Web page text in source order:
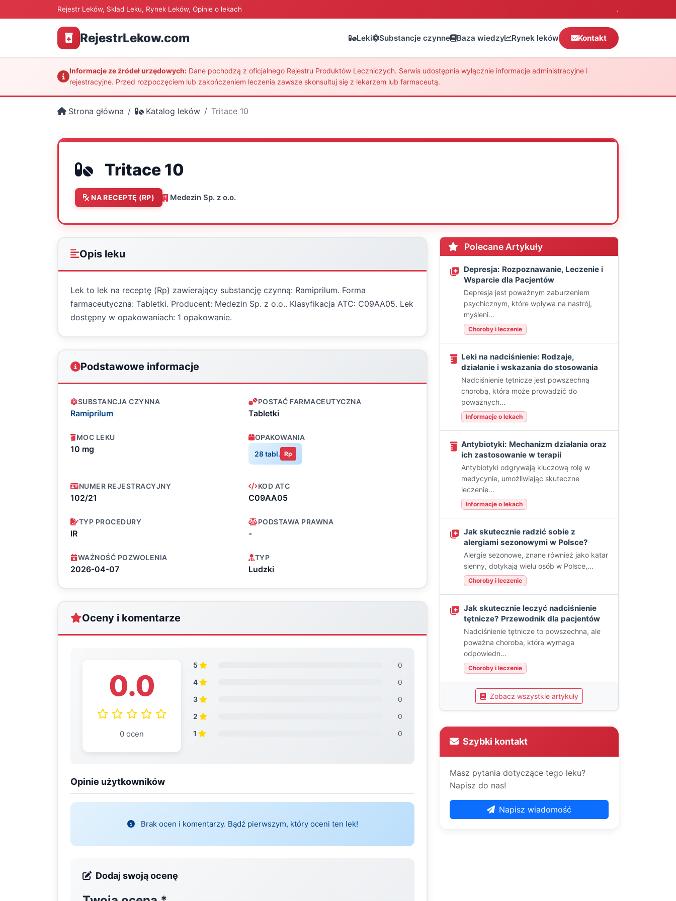
Rejestr Leków, Skład Leku, Rynek Leków, Opinie o lekach .
RejestrLekow.com Leki Substancje czynne Baza wiedzy Rynek leków Kontakt
Informacje ze źródeł urzędowych: Dane pochodzą z oficjalnego Rejestru Produktów Leczniczych. Serwis udostępnia wyłącznie informacje administracyjne i
rejestracyjne. Przed rozpoczęciem lub zakończeniem leczenia zawsze skonsultuj się z lekarzem lub farmaceutą.
Strona główna Katalog leków Tritace 10
Tritace 10
NA RECEPTĘ (RP) Medezin Sp. z o.o.
Opis leku
Lek to lek na receptę (Rp) zawierający substancję czynną: Ramiprilum. Forma
farmaceutyczna: Tabletki. Producent: Medezin Sp. z o.o.. Klasyfikacja ATC: C09AA05. Lek
dostępny w opakowaniach: 1 opakowanie.
Podstawowe informacje
SUBSTANCJA CZYNNA
Ramiprilum
POSTAĆ FARMACEUTYCZNA
Tabletki
MOC LEKU
10 mg
OPAKOWANIA
28 tabl. Rp
NUMER REJESTRACYJNY
102/21
KOD ATC
C09AA05
TYP PROCEDURY
IR
PODSTAWA PRAWNA
-
WAŻNOŚĆ POZWOLENIA
2026-04-07
TYP
Ludzki
Oceny i komentarze
0.0
0 ocen
5
0
4
0
3
0
2
0
1
0
Opinie użytkowników
Brak ocen i komentarzy. Bądź pierwszym, który oceni ten lek!
Dodaj swoją ocenę
Polecane Artykuły
Depresja: Rozpoznawanie, Leczenie i
Wsparcie dla Pacjentów
Depresja jest poważnym zaburzeniem
psychicznym, które wpływa na nastrój,
myśleni...
Choroby i leczenie
Leki na nadciśnienie: Rodzaje,
działanie i wskazania do stosowania
Nadciśnienie tętnicze jest powszechną
chorobą, która może prowadzić do
poważnych...
Informacje o lekach
Antybiotyki: Mechanizm działania oraz
ich zastosowanie w terapii
Antybiotyki odgrywają kluczową rolę w
medycynie, umożliwiając skuteczne
leczenie...
Informacje o lekach
Jak skutecznie radzić sobie z
alergiami sezonowymi w Polsce?
Alergie sezonowe, znane również jako katar
sienny, dotykają wielu osób w Polsce,...
Choroby i leczenie
Jak skutecznie leczyć nadciśnienie
tętnicze? Przewodnik dla pacjentów
Nadciśnienie tętnicze to powszechna, ale
poważna choroba, która wymaga
odpowiedn...
Choroby i leczenie
Zobacz wszystkie artykuły
Szybki kontakt
Masz pytania dotyczące tego leku?
Napisz do nas!
Napisz wiadomość